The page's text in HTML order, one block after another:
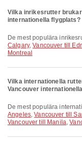
Vilka inrikesrutter
internationella flygplats?
De mest populära
Calgary,Vancouver till
Montreal
Vilka internationella
Vancouver
De mest populära
Angeles,Vancouver till
Vancouver till Manila,